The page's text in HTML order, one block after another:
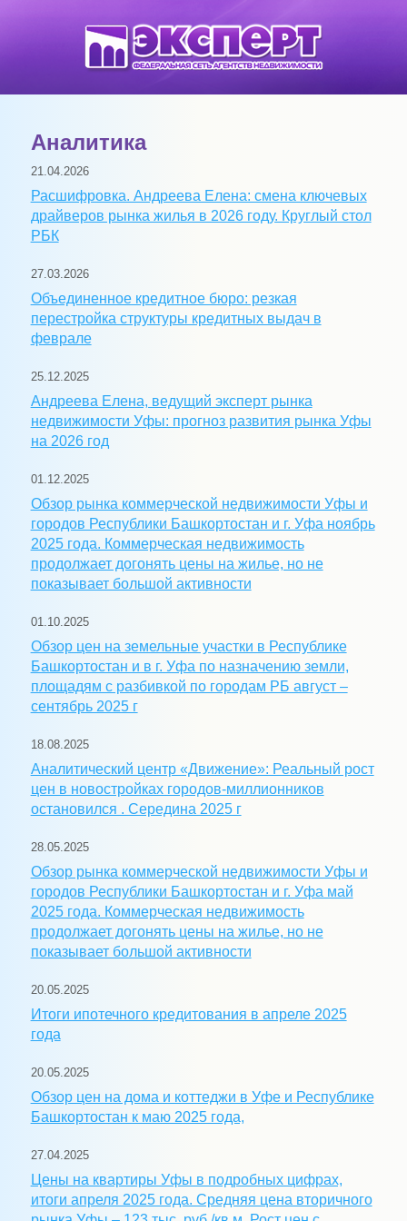
Аналитика
21.04.2026
Расшифровка. Андреева Елена: смена ключевых
драйверов рынка жилья в 2026 году. Круглый стол
РБК
27.03.2026
Объединенное кредитное бюро: резкая
перестройка структуры кредитных выдач в
феврале
25.12.2025
Андреева Елена, ведущий эксперт рынка
недвижимости Уфы: прогноз развития рынка Уфы
на 2026 год
01.12.2025
Обзор рынка коммерческой недвижимости Уфы и
городов Республики Башкортостан и г. Уфа ноябрь
2025 года. Коммерческая недвижимость
продолжает догонять цены на жилье, но не
показывает большой активности
01.10.2025
Обзор цен на земельные участки в Республике
Башкортостан и в г. Уфа по назначению земли,
площадям с разбивкой по городам РБ август –
сентябрь 2025 г
18.08.2025
Аналитический центр «Движение»: Реальный рост
цен в новостройках городов-миллионников
остановился . Середина 2025 г
28.05.2025
Обзор рынка коммерческой недвижимости Уфы и
городов Республики Башкортостан и г. Уфа май
2025 года. Коммерческая недвижимость
продолжает догонять цены на жилье, но не
показывает большой активности
20.05.2025
Итоги ипотечного кредитования в апреле 2025
года
20.05.2025
Обзор цен на дома и коттеджи в Уфе и Республике
Башкортостан к маю 2025 года,
27.04.2025
Цены на квартиры Уфы в подробных цифрах,
итоги апреля 2025 года. Средняя цена вторичного